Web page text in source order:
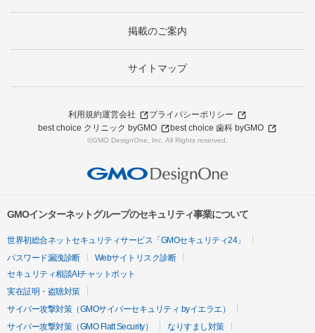
掲載のご案内
サイトマップ
利用規約運営会社
プライバシーポリシー
best choice クリニック byGMO
best choice 歯科 byGMO
©GMO DesignOne, Inc. All Rights reserved.
GMOインターネットグループのセキュリティ事業について
世界初総合ネットセキュリティサービス「GMOセキュリティ24」
パスワード漏洩診断
Webサイトリスク診断
セキュリティ相談AIチャットボット
実在証明・盗聴対策
サイバー攻撃対策（GMOサイバーセキュリティ byイエラエ）
サイバー攻撃対策（GMO Flatt Security）
なりすまし対策